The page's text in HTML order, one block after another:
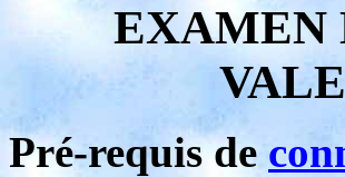
EXAMEN
Pré-requis de